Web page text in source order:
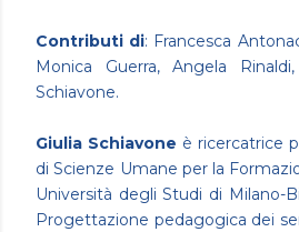
Contributi di: Francesca
Monica Guerra, Angela
Schiavone.
Giulia Schiavone è ricercatrice
di Scienze Umane per la
Università degli Studi di Milano-
Progettazione pedagogica dei